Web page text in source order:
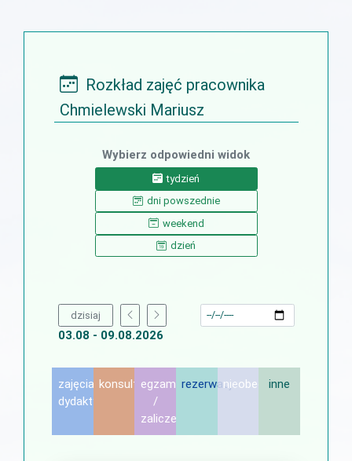
Rozkład zajęć pracownika
Chmielewski Mariusz
Wybierz odpowiedni widok
tydzień
dni powszednie
weekend
dzień
dzisiaj
03.08 - 09.08.2026
zajęcia
dydaktyczne
konsultacjeegzamin
/
zaliczenie
rezerwacjenieobecność
inne